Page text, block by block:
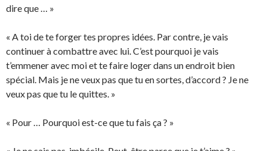
dire que … »
« A toi de te forger tes propres idées. Par contre, je vais
continuer à combattre avec lui. C’est pourquoi je vais
t’emmener avec moi et te faire loger dans un endroit bien
spécial. Mais je ne veux pas que tu en sortes, d’accord ? Je ne
veux pas que tu le quittes. »
« Pour … Pourquoi est-ce que tu fais ça ? »